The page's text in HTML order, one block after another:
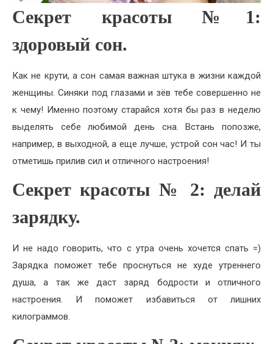
Секрет красоты №1:
здоровый сон.
Как не крути, а сон самая важная штука в жизни каждой
женщины. Синяки под глазами и зёв тебе совершенно не
к чему! Именно поэтому старайся хотя бы раз в неделю
выделять себе любимой день сна. Встань попозже,
например, в выходной, а еще лучше, устрой сон час! И ты
отметишь прилив сил и отличного настроения!
Секрет красоты № 2: делай
зарядку.
И не надо говорить, что с утра очень хочется спать =)
Зарядка поможет тебе проснуться не худе утреннего
душа, а так же даст заряд бодрости и отличного
настроения. И поможет избавиться от лишних
килограммов.